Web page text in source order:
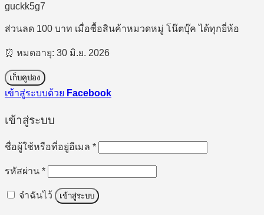
guckk5g7
ส่วนลด 100 บาท เมื่อซื้อสินค้าหมวดหมู่ โน๊ตบุ๊ค ได้ทุกยี่ห้อ
⏰ หมดอายุ: 30 มิ.ย. 2026
เก็บคูปอง
เข้าสู่ระบบด้วย Facebook
เข้าสู่ระบบ
ชื่อผู้ใช้หรือที่อยู่อีเมล *ต้องการ
รหัสผ่าน *ต้องการ
จำฉันไว้ เข้าสู่ระบบ